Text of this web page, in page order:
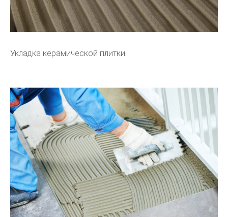
Укладка керамической плитки